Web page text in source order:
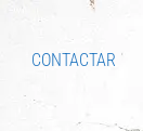
CONTACTAR